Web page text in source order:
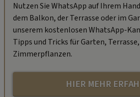
Nutzen Sie WhatsApp auf Ihrem
dem Balkon, der Terrasse oder im
unserem kostenlosen WhatsApp-
Tipps und Tricks für Garten,
Zimmerpflanzen.
HIER MEHR